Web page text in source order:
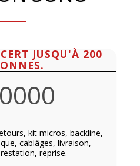
JUSQU'À 200
kit micros, backline,
cablâges, livraison,
reprise.